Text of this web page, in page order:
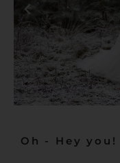
Oh - Hey you!